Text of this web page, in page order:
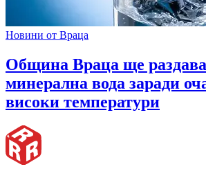
Новини от Враца
Община Враца ще раздава
минерална вода заради
високи температури